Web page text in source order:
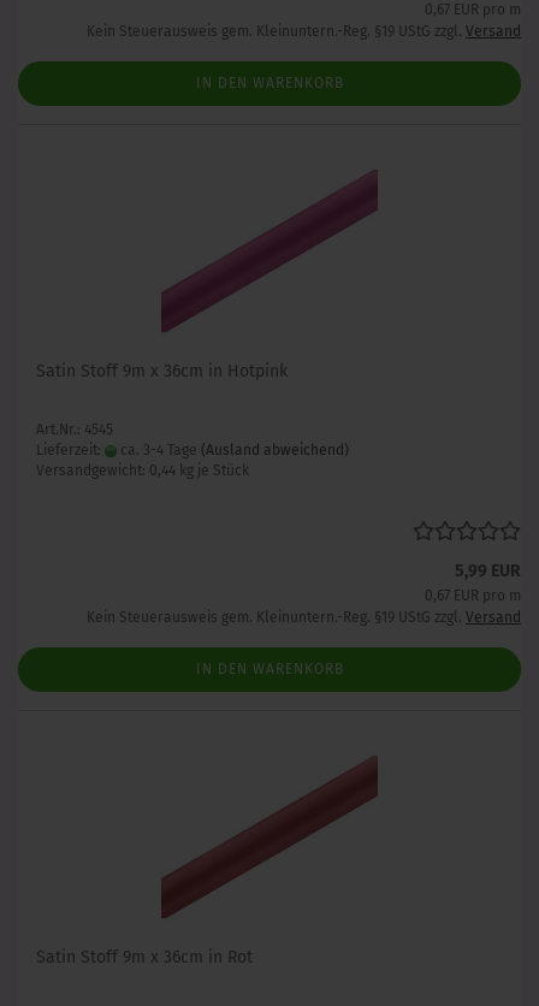
0,67 EUR pro m
Kein Steuerausweis gem. Kleinuntern.-Reg. §19 UStG zzgl. Versand
IN DEN WARENKORB
Satin Stoff 9m x 36cm in Hotpink
Art.Nr.: 4545
Lieferzeit:
ca. 3-4 Tage (Ausland abweichend)
Versandgewicht: 0,44 kg je Stück
5,99 EUR
0,67 EUR pro m
Kein Steuerausweis gem. Kleinuntern.-Reg. §19 UStG zzgl. Versand
IN DEN WARENKORB
Satin Stoff 9m x 36cm in Rot